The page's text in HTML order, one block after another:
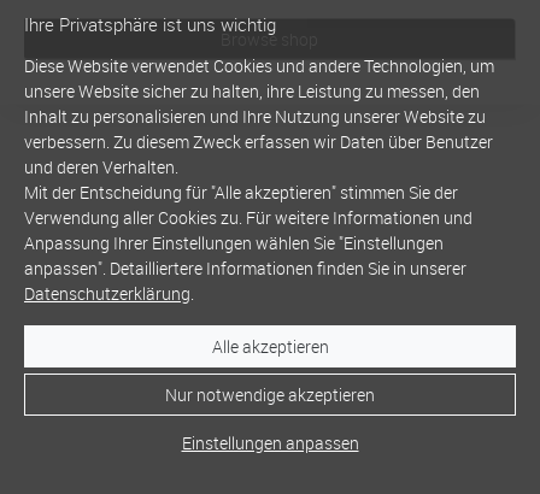
Browse shop
Ihre Privatsphäre ist uns wichtig
Diese Website verwendet Cookies und andere Technologien, um
unsere Website sicher zu halten, ihre Leistung zu messen, den
Inhalt zu personalisieren und Ihre Nutzung unserer Website zu
verbessern. Zu diesem Zweck erfassen wir Daten über Benutzer
und deren Verhalten.
Mit der Entscheidung für "Alle akzeptieren" stimmen Sie der
Verwendung aller Cookies zu. Für weitere Informationen und
Anpassung Ihrer Einstellungen wählen Sie "Einstellungen
anpassen". Detailliertere Informationen finden Sie in unserer
Datenschutzerklärung.
Alle akzeptieren
Nur notwendige akzeptieren
Einstellungen anpassen